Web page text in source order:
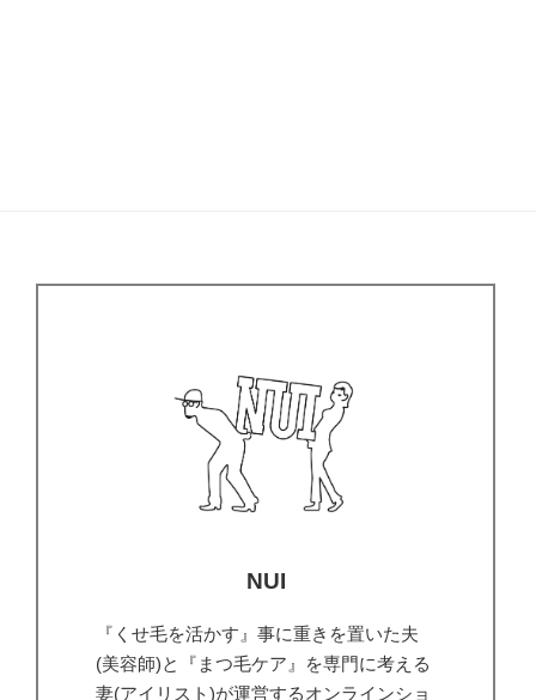
NUI
『くせ毛を活かす』事に重きを置いた夫
(美容師)と『まつ毛ケア』を専門に考える
妻(アイリスト)が運営するオンラインショ